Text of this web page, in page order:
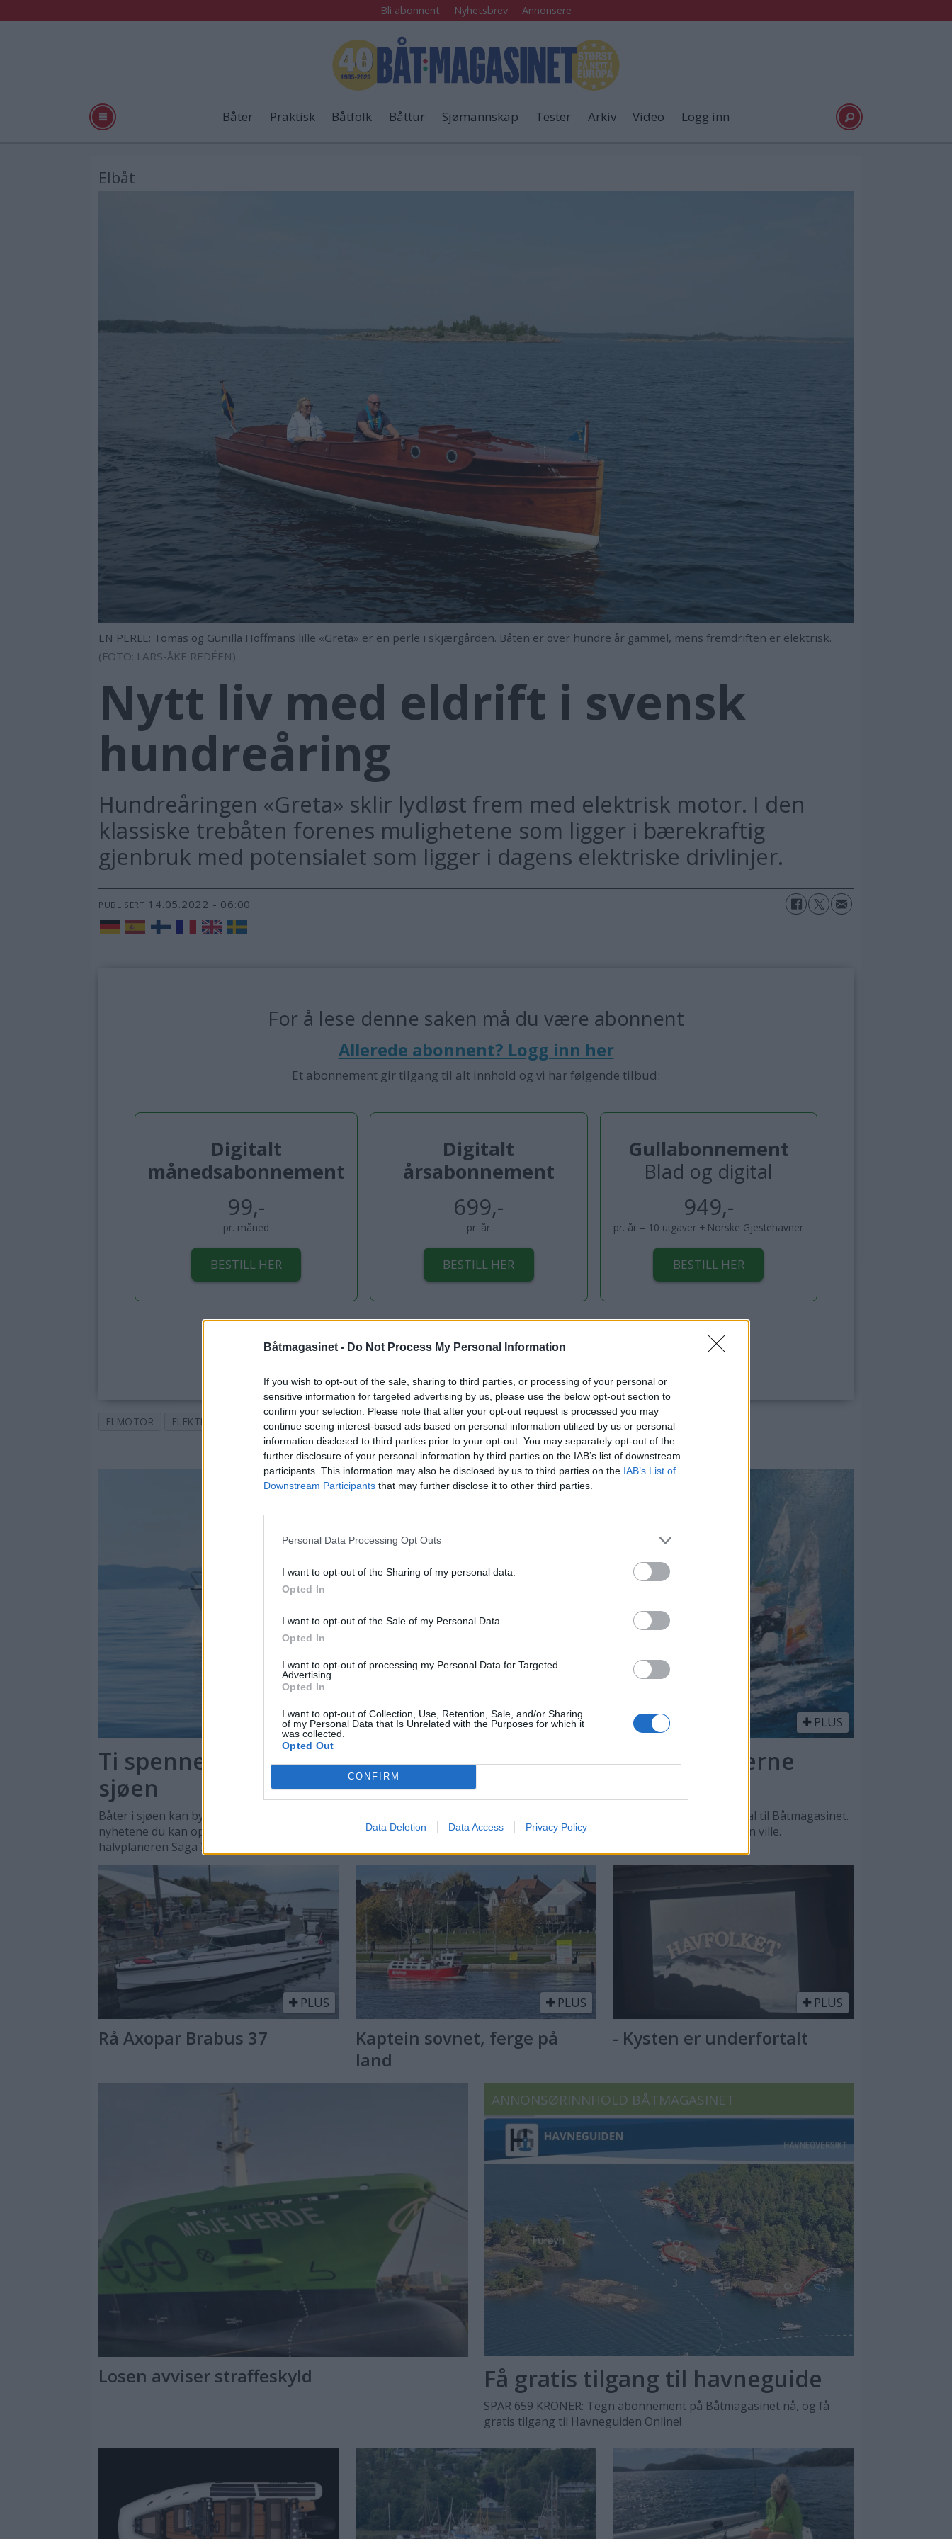
Båtmagasinet - Do Not Process My Personal Information
If you wish to opt-out of the sale, sharing to third parties, or processing of your personal or
sensitive information for targeted advertising by us, please use the below opt-out section to
confirm your selection. Please note that after your opt-out request is processed you may
continue seeing interest-based ads based on personal information utilized by us or personal
information disclosed to third parties prior to your opt-out. You may separately opt-out of the
further disclosure of your personal information by third parties on the IAB’s list of downstream
participants. This information may also be disclosed by us to third parties on the IAB’s List of
Downstream Participants that may further disclose it to other third parties.
Personal Data Processing Opt Outs
I want to opt-out of the Sharing of my personal data.
Opted In
I want to opt-out of the Sale of my Personal Data.
Opted In
I want to opt-out of processing my Personal Data for Targeted
Advertising.
Opted In
I want to opt-out of Collection, Use, Retention, Sale, and/or Sharing
of my Personal Data that Is Unrelated with the Purposes for which it
was collected.
Opted Out
CONFIRM
Data Deletion Data Access Privacy Policy
Bli abonnent Nyhetsbrev Annonsere
Båter Praktisk Båtfolk Båttur Sjømannskap Tester Arkiv Video Logg inn
Elbåt
EN PERLE: Tomas og Gunilla Hoffmans lille «Greta» er en perle i skjærgården. Båten er over hundre år gammel, mens fremdriften er elektrisk.
(FOTO: LARS-ÅKE REDÉEN).
Nytt liv med eldrift i svensk
hundreåring
Hundreåringen «Greta» sklir lydløst frem med elektrisk motor. I den
klassiske trebåten forenes mulighetene som ligger i bærekraftig
gjenbruk med potensialet som ligger i dagens elektriske drivlinjer.
PUBLISERT 14.05.2022 - 06:00
For å lese denne saken må du være abonnent
Allerede abonnent? Logg inn her
Et abonnement gir tilgang til alt innhold og vi har følgende tilbud:
Digitalt
månedsabonnement
99,-
pr. måned
BESTILL HER
Digitalt
årsabonnement
699,-
pr. år
BESTILL HER
Gullabonnement
Blad og digital
949,-
pr. år – 10 utgaver + Norske Gjestehavner
BESTILL HER
Gå til Min side
ELMOTOR ELEKTRISKE BÅTER ELBÅT BÅTER TREBÅT C.G. PETTERSON
Ti spennende nyheter på Båter i
sjøen
Båter i sjøen kan by på en rekke store og små nyheter i år. Blant
nyhetene du kan oppleve er daycruiseren Askeladden Fenix 66BR og
halvplaneren Saga 355.
PLUS
Lars O. Nordal - en moderne
– Båter og Risør hører sammen, sier Lars O. Nordal til Båtmagasinet.
Faren rådet ham til å ta NTH, men det var male han ville.
PLUS
Rå Axopar Brabus 37
PLUS
Kaptein sovnet, ferge på
land
PLUS
- Kysten er underfortalt
Losen avviser straffeskyld
ANNONSØRINNHOLD BÅTMAGASINET
Få gratis tilgang til havneguide
SPAR 659 KRONER: Tegn abonnement på Båtmagasinet nå, og få
gratis tilgang til Havneguiden Online!